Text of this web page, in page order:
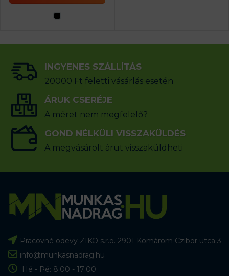
INGYENES SZÁLLÍTÁS
20000 Ft feletti vásárlás esetén
ÁRUK CSERÉJE
A méret nem megfelelő?
GOND NÉLKÜLI VISSZAKÜLDÉS
A megvásárolt árut visszaküldheti
Pracovné odevy ZIKO s.r.o. 2901 Komárom Czibor utca 3
info@munkasnadrag.hu
Hé - Pé: 8:00 - 17:00